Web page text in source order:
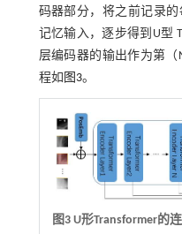
码器部分，将之前记录
记忆输入，逐步得到U型
层编码器的输出作为第（
程如 图3。
图3 U形Transformer的